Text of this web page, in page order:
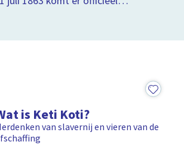
is Keti Koti?
van slavernij en vieren van de